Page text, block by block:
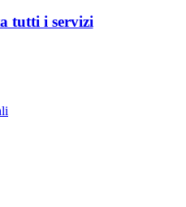
tutti i servizi